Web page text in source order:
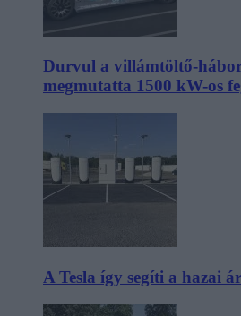
Durvul a villámtöltő-
megmutatta 1500 kW-os
A Tesla így segíti a hazai